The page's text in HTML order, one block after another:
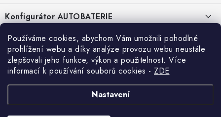
Používáme cookies, abychom Vám umožnili pohodlné
prohlížení webu a díky analýze provozu webu neustále
zlepšovali jeho funkce, výkon a použitelnost. Více
informací k používání souborů cookies - ZDE
Nastavení
KONFIGURÁTOR AUTOBATERIÍ
O NÁS
VÝMĚNA AUTOBATERIE
OCHRANA OSOBNÍCH ÚDAJŮ
Prodejna Brno - Pražákova ul.
Prodejna Praha - Brožíkova ul.
Prodejna Ústí n. Labem - Žižkova ul.
Prodejna Jesenice u Prahy - ul. K Rybníku
Konfigurátor AUTOBATERIE
Konfigurátor AUTOBATERIE
Kontakt
info@battery.cz Vyhledávání